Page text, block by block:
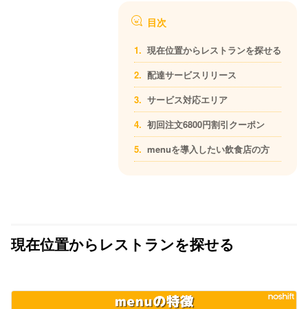
目次
現在位置からレストランを探せる
配達サービスリリース
サービス対応エリア
初回注文6800円割引クーポン
menuを導入したい飲食店の方
現在位置からレストランを探せる